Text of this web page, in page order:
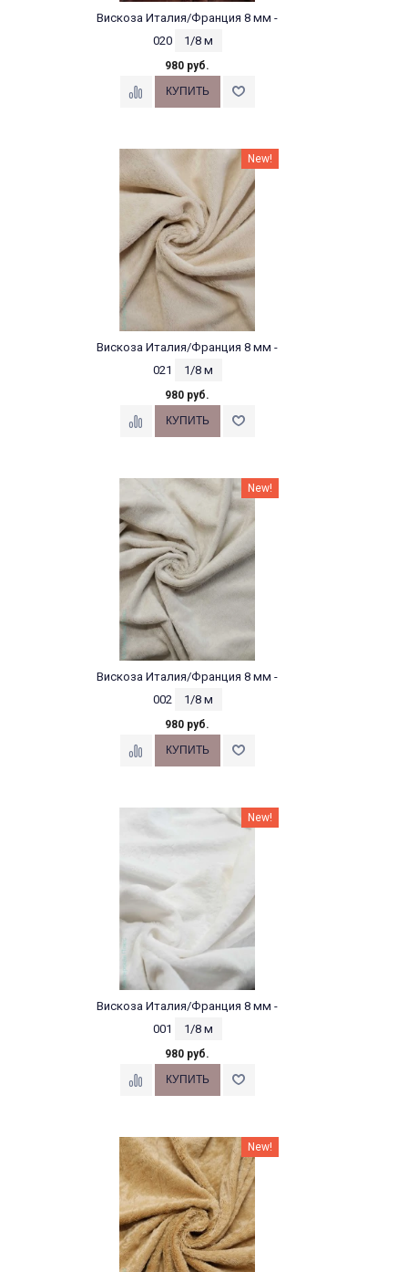
Вискоза Италия/Франция 8 мм -
020
1/8 м
980 руб.
New!
Вискоза Италия/Франция 8 мм -
021
1/8 м
980 руб.
New!
Вискоза Италия/Франция 8 мм -
002
1/8 м
980 руб.
New!
Вискоза Италия/Франция 8 мм -
001
1/8 м
980 руб.
New!